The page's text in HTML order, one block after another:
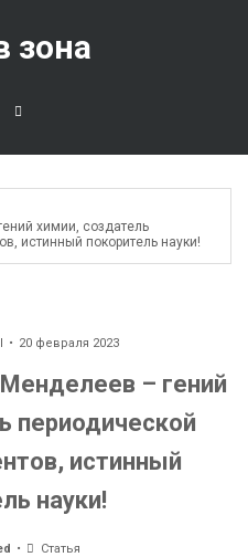
зона
химии, создатель
истинный покоритель науки!
20 февраля 2023
– гений
периодической
истинный
науки!
Статья